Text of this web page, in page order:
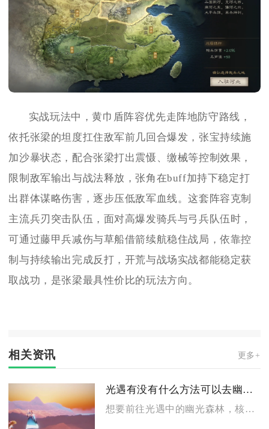
实战玩法中，黄巾盾阵容优先走阵地防守路线，
依托张梁的坦度扛住敌军前几回合爆发，张宝持续施
加沙暴状态，配合张梁打出震慑、缴械等控制效果，
限制敌军输出与战法释放，张角在buff加持下稳定打
出群体谋略伤害，逐步压低敌军血线。这套阵容克制
主流兵刃突击队伍，面对高爆发骑兵与弓兵队伍时，
可通过藤甲兵减伤与草船借箭续航稳住战局，依靠控
制与持续输出完成反打，开荒与战场实战都能稳定获
取战功，是张梁最具性价比的玩法方向。
相关资讯 更多+
光遇有没有什么方法可以去幽光森
想要前往光遇中的幽光森林，核心方法是通过晨岛地图的路径逐步解...